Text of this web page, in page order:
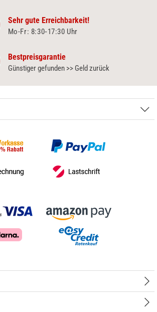
Sehr gute Erreichbarkeit!
Mo-Fr: 8:30‑17:30 Uhr
Bestpreisgarantie
Günstiger gefunden >> Geld zurück